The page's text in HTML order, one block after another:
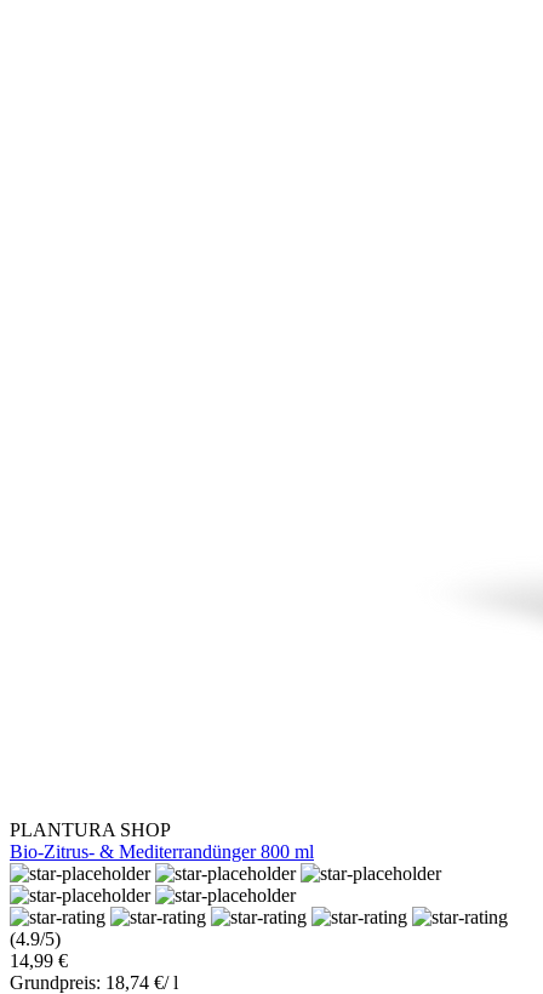
PLANTURA SHOP
Bio-Zitrus- & Mediterrandünger 800 ml
(4.9/5)
14,99 €
Grundpreis: 18,74 €/ l